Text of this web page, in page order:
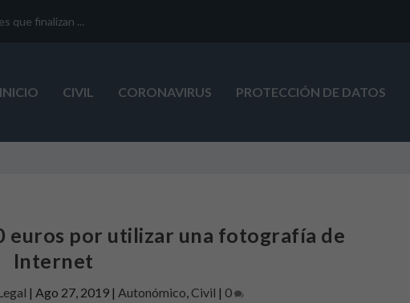
que finalizan ...
INICIO CIVIL CORONAVIRUS PROTECCIÓN DE DATOS
euros por utilizar una fotografía de
Internet
| Ago 27, 2019| Autonómico,Civil | 0